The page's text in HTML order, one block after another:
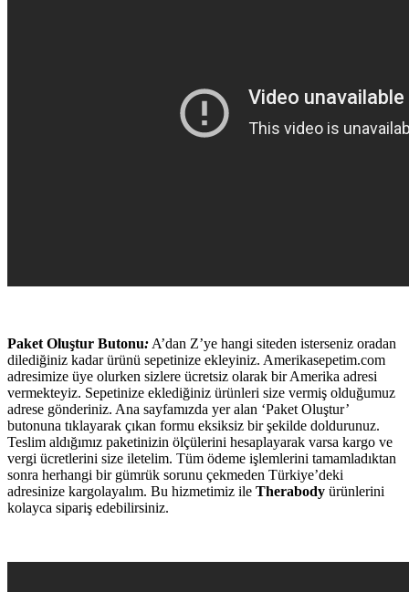
Paket Oluştur Butonu: A’dan Z’ye hangi siteden isterseniz oradan
dilediğiniz kadar ürünü sepetinize ekleyiniz. Amerikasepetim.com
adresimize üye olurken sizlere ücretsiz olarak bir Amerika adresi
vermekteyiz. Sepetinize eklediğiniz ürünleri size vermiş olduğumuz
adrese gönderiniz. Ana sayfamızda yer alan ‘Paket Oluştur’
butonuna tıklayarak çıkan formu eksiksiz bir şekilde doldurunuz.
Teslim aldığımız paketinizin ölçülerini hesaplayarak varsa kargo ve
vergi ücretlerini size iletelim. Tüm ödeme işlemlerini tamamladıktan
sonra herhangi bir gümrük sorunu çekmeden Türkiye’deki
adresinize kargolayalım. Bu hizmetimiz ile Therabody ürünlerini
kolayca sipariş edebilirsiniz.